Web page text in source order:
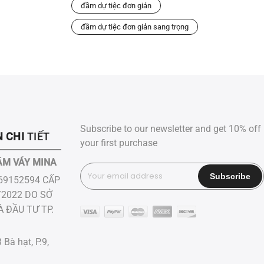
đầm dự tiệc đơn giản
đầm dự tiệc đơn giản sang trọng
CHI TIẾT
VÁY MINA
CẤP
DO SỞ
ĐẦU TƯ ​TP.​
hạt, P.9,
Subscribe to our newsletter and get 10% off
your first purchase